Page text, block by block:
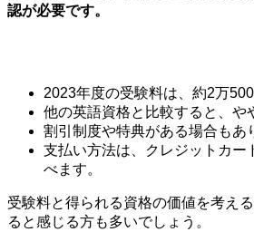
認が必要です。
2023年度の受験料は、約2万
他の英語資格と比較すると、や
割引制度や特典がある場合もあ
支払い方法は、クレジットカー
べます。
受験料と得られる資格の価値を考え
ると感じる方も多いでしょう。